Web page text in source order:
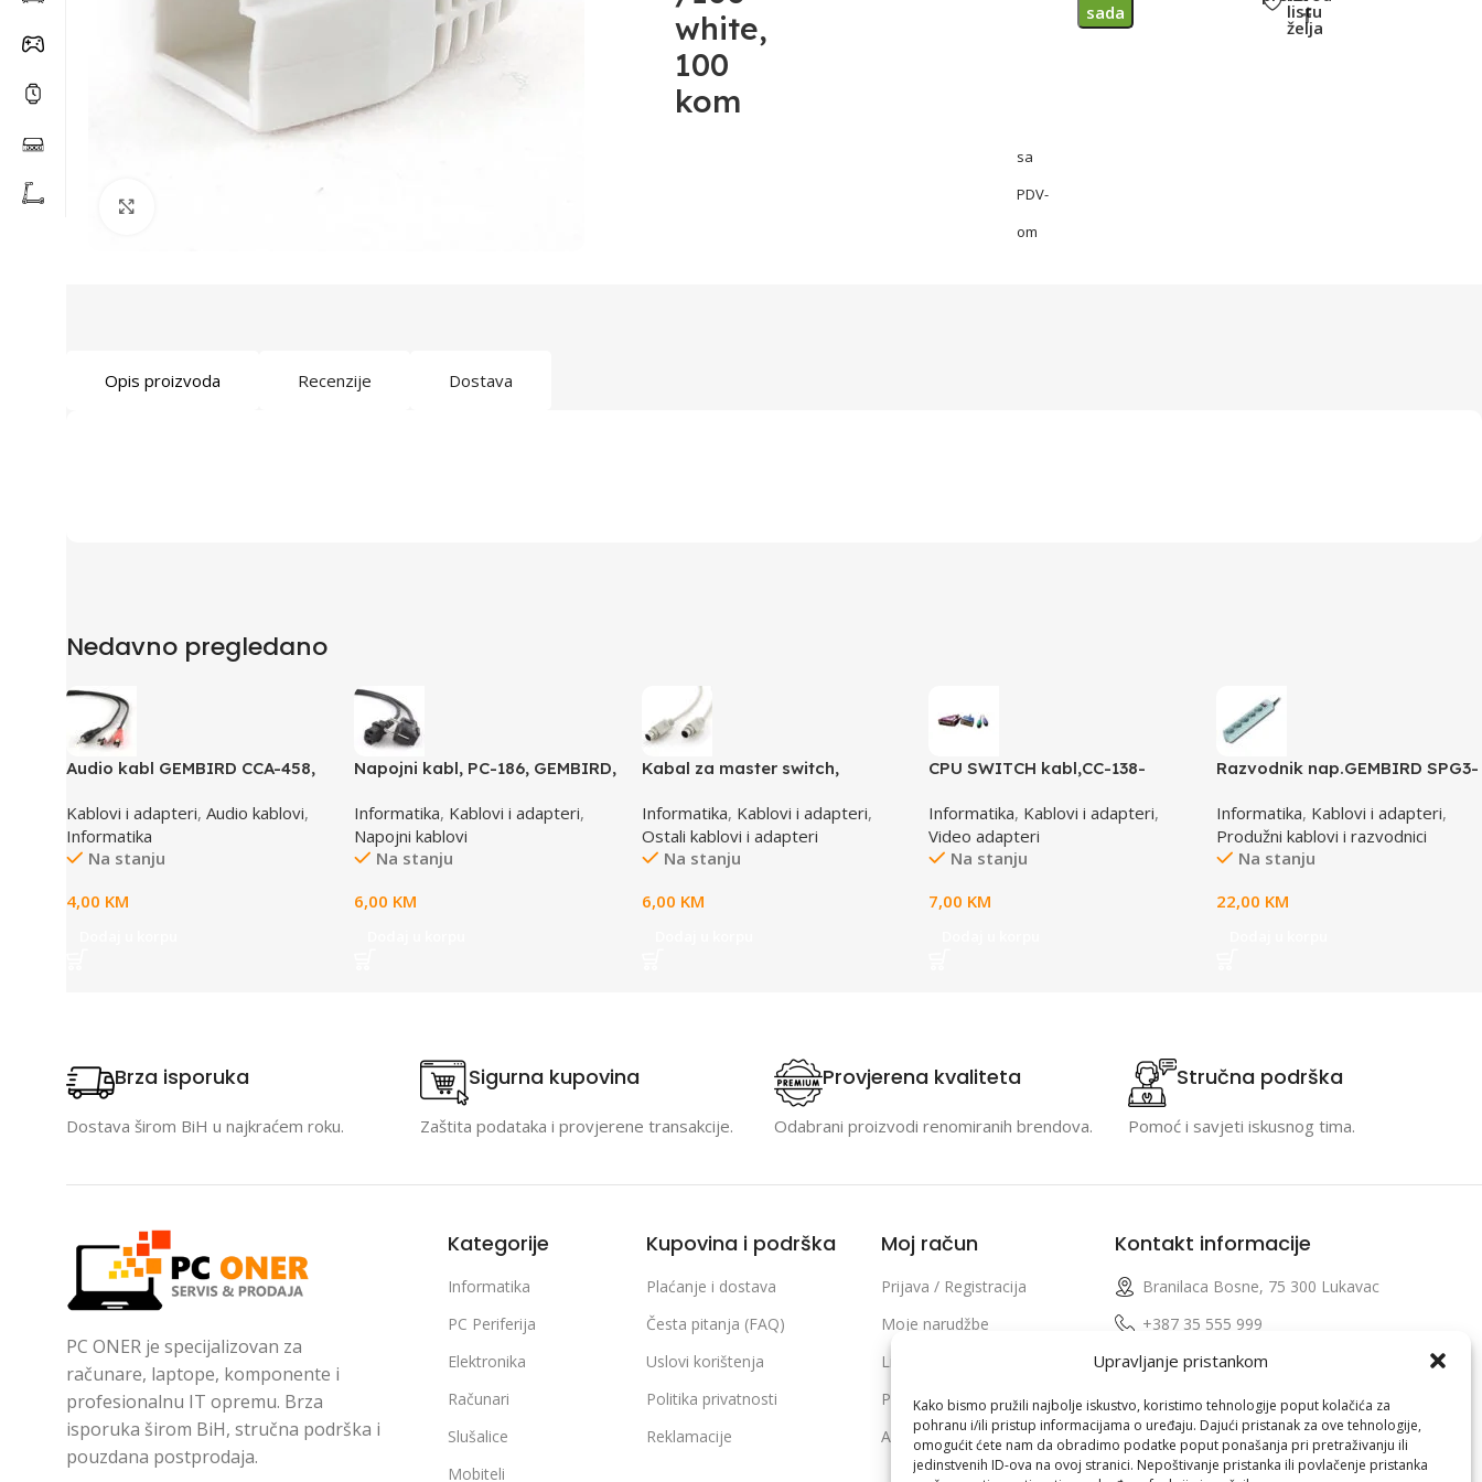
Upravljanje pristankom
Kako bismo pružili najbolje iskustvo, koristimo tehnologije poput kolačića za
pohranu i/ili pristup informacijama o uređaju. Dajući pristanak za ove tehnologije,
omogućit ćete nam da obradimo podatke poput ponašanja pri pretraživanju ili
jedinstvenih ID-ova na ovoj stranici. Nepoštivanje pristanka ili povlačenje pristanka
white,
100
kom
sa
PDV-
om
sada
listu
želja
Opis proizvoda Recenzije Dostava
Nedavno pregledano
Audio kabl GEMBIRD CCA-458,
Kablovi i adapteri, Audio kablovi,
Informatika
Na stanju
4,00 KM
Napojni kabl, PC-186, GEMBIRD,
Informatika, Kablovi i adapteri,
Napojni kablovi
Na stanju
6,00 KM
Kabal za master switch,
GEMBIRD
Informatika, Kablovi i adapteri,
Ostali kablovi i adapteri
Na stanju
6,00 KM
CPU SWITCH kabl,CC-138-
Informatika, Kablovi i adapteri,
Video adapteri
Na stanju
7,00 KM
Razvodnik nap.GEMBIRD SPG3-
osigurač, prenaponska zaštita
Informatika, Kablovi i adapteri,
Produžni kablovi i razvodnici
Na stanju
22,00 KM
Brza isporuka
Dostava širom BiH u najkraćem roku.
Sigurna kupovina
Zaštita podataka i provjerene transakcije.
Provjerena kvaliteta
Odabrani proizvodi renomiranih brendova.
Stručna podrška
Pomoć i savjeti iskusnog tima.
PC ONER je specijalizovan za
računare, laptope, komponente i
profesionalnu IT opremu. Brza
isporuka širom BiH, stručna podrška i
pouzdana postprodaja.
Kategorije
Informatika
PC Periferija
Elektronika
Računari
Slušalice
Mobiteli
Kupovina i podrška
Plaćanje i dostava
Česta pitanja (FAQ)
Uslovi korištenja
Politika privatnosti
Reklamacije
Moj račun
Prijava / Registracija
Moje narudžbe
Lista želja
Poređenje proizvoda
Adrese i podaci profila
Kontakt informacije
Branilaca Bosne, 75 300 Lukavac
+387 35 555 999
info@pconer.ba
ID: 4210115760008
PDV : 210115760008